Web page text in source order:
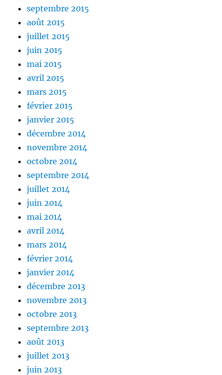
septembre 2015
août 2015
juillet 2015
juin 2015
mai 2015
avril 2015
mars 2015
février 2015
janvier 2015
décembre 2014
novembre 2014
octobre 2014
septembre 2014
juillet 2014
juin 2014
mai 2014
avril 2014
mars 2014
février 2014
janvier 2014
décembre 2013
novembre 2013
octobre 2013
septembre 2013
août 2013
juillet 2013
juin 2013